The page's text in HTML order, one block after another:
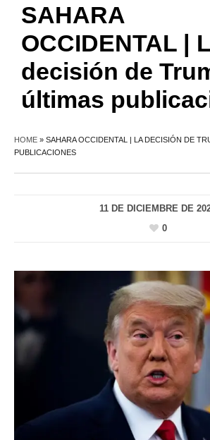
SAHARA
OCCIDENTAL |
decisión de
últimas
HOME » SAHARA OCCIDENTAL | LA DECISIÓN DE
PUBLICACIONES
11 DE DICIEMBRE DE
0